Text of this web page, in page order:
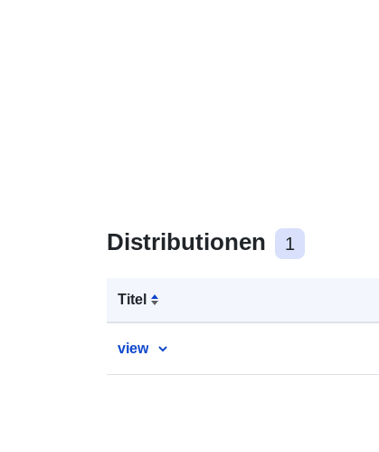
Distributionen 1
Titel
view